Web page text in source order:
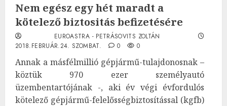
Nem egész egy hét maradt a
kötelező biztositás befizetésére
EUROASTRA - PETRÁSOVITS ZOLTÁN
2018.FEBRUÁR.24. SZOMBAT.
0 0
Annak a másfélmillió gépjármű-tulajdonosnak –
köztük 970 ezer személyautó
üzembentartójának -, aki év végi évfordulós
kötelező gépjármű-felelősségbiztosítással (kgfb)